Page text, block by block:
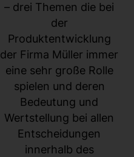
– drei Themen die bei
der
Produktentwicklung
der Firma Müller immer
eine sehr große Rolle
spielen und deren
Bedeutung und
Wertstellung bei allen
Entscheidungen
innerhalb des